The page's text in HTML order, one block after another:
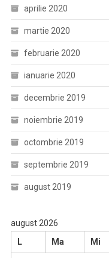
aprilie 2020
martie 2020
februarie 2020
ianuarie 2020
decembrie 2019
noiembrie 2019
octombrie 2019
septembrie 2019
august 2019
august 2026
L
Ma Mi